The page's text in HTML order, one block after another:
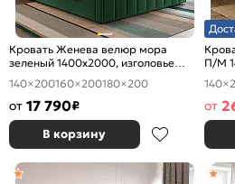
Кровать Женева велюр мора
зеленый 1400x2000, изголовье
мягкое
140×200160×200180×200
от 17 790₽
В корзину
П/М
от